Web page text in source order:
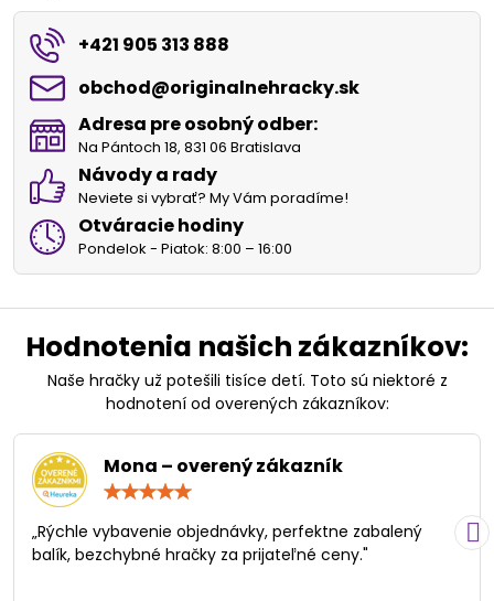
+421 905 313 888
obchod​@originalnehracky​.sk
Adresa pre osobný odber:
Na Pántoch 18, 831 06 Bratislava
Návody a rady
Neviete si vybrať? My Vám poradíme!
Otváracie hodiny
Pondelok - Piatok: 8:00 – 16:00
Hodnotenia našich zákazníkov:
Naše hračky už potešili tisíce detí. Toto sú niektoré z
hodnotení od overených zákazníkov:
Mona – overený zákazník
/
5
„Rýchle vybavenie objednávky, perfektne zabalený
balík, bezchybné hračky za prijateľné ceny."